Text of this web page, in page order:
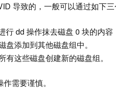
导致的，一般可以通过如下三
行 dd 操作抹去磁盘 0 块的内容
盘添加到其他磁盘组中。
有这些磁盘创建新的磁盘组。
需要谨慎。